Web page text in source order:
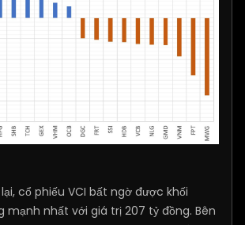
cổ phiếu VCI bất ngờ được khối
mạnh nhất với giá trị 207 tỷ đồng. Bên